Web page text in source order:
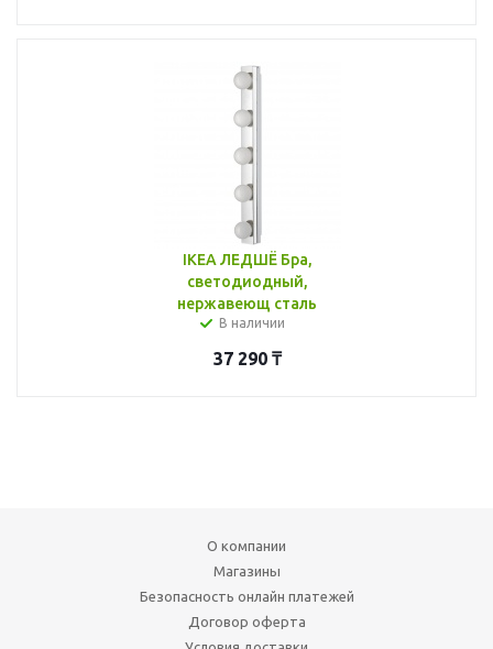
IKEA ЛЕДШЁ Бра,
светодиодный,
нержавеющ сталь
В наличии
37 290₸
О компании
Магазины
Безопасность онлайн платежей
Договор оферта